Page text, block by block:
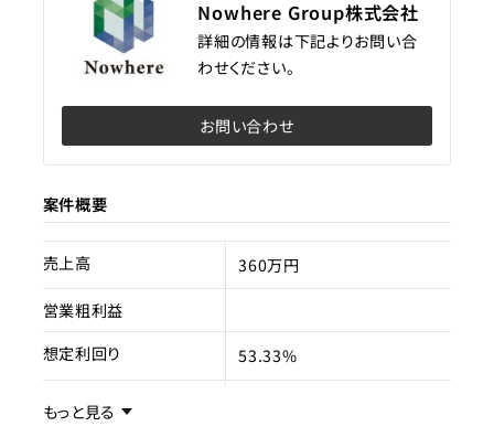
Nowhere Group株式会社
詳細の情報は下記よりお問い合
わせください。
お問い合わせ
案件概要
売上高 360万円
営業粗利益
想定利回り
53.33%
売却スキーム
もっと見る